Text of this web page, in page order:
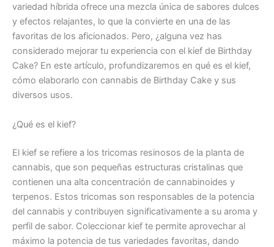
variedad híbrida ofrece una mezcla única de sabores dulces
y efectos relajantes, lo que la convierte en una de las
favoritas de los aficionados. Pero, ¿alguna vez has
considerado mejorar tu experiencia con el kief de Birthday
Cake? En este artículo, profundizaremos en qué es el kief,
cómo elaborarlo con cannabis de Birthday Cake y sus
diversos usos.
¿Qué es el kief?
El kief se refiere a los tricomas resinosos de la planta de
cannabis, que son pequeñas estructuras cristalinas que
contienen una alta concentración de cannabinoides y
terpenos. Estos tricomas son responsables de la potencia
del cannabis y contribuyen significativamente a su aroma y
perfil de sabor. Coleccionar kief te permite aprovechar al
máximo la potencia de tus variedades favoritas, dando